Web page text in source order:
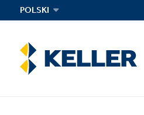
to
content
POLSKI